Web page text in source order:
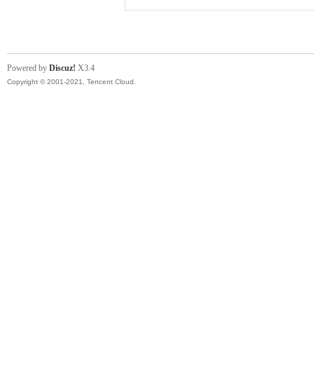
Powered by Discuz! X3.4
Copyright © 2001-2021, Tencent Cloud.